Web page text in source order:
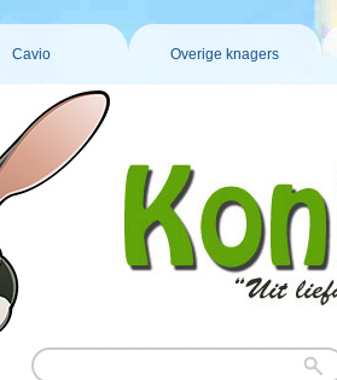
Cavio Overige knagers